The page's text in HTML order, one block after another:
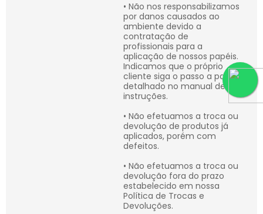
• Não nos responsabilizamos
por danos causados ao
ambiente devido a
contratação de
profissionais para a
aplicação de nossos papéis.
Indicamos que o próprio
cliente siga o passo a passo
detalhado no manual de
instruções.
• Não efetuamos a troca ou
devolução de produtos já
aplicados, porém com
defeitos.
• Não efetuamos a troca ou
devolução fora do prazo
estabelecido em nossa
Política de Trocas e
Devoluções.